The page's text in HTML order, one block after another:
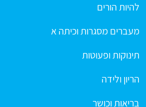
להיות הורים
מעברים מסגרות וכיתה א
תינוקות ופעוטות
הריון ולידה
בריאות וכושר